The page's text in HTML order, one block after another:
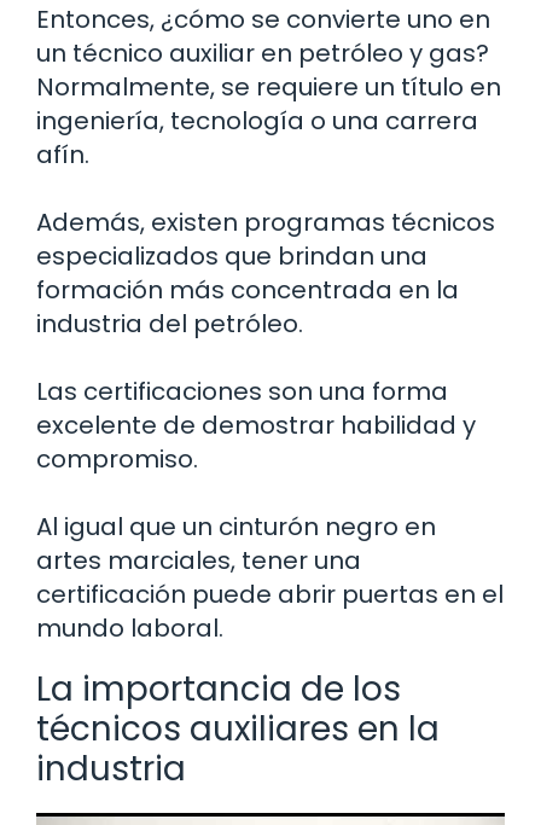
Entonces, ¿cómo se convierte uno en
un técnico auxiliar en petróleo y gas?
Normalmente, se requiere un título en
ingeniería, tecnología o una carrera
afín.
Además, existen programas técnicos
especializados que brindan una
formación más concentrada en la
industria del petróleo.
Las certificaciones son una forma
excelente de demostrar habilidad y
compromiso.
Al igual que un cinturón negro en
artes marciales, tener una
certificación puede abrir puertas en el
mundo laboral.
La importancia de los
técnicos auxiliares en la
industria